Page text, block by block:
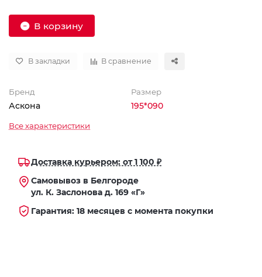
В корзину
В закладки В сравнение
Бренд
Аскона
Размер
195*090
Все характеристики
Доставка курьером: от 1 100 ₽
Самовывоз в Белгороде
ул. К. Заслонова д. 169 «Г»
Гарантия: 18 месяцев с момента покупки